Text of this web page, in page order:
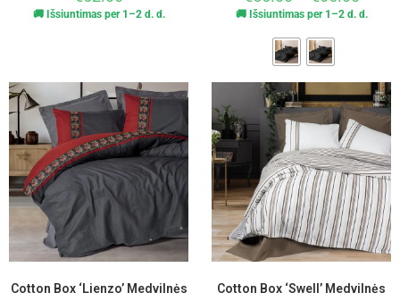
🚚 Išsiuntimas per 1–2 d. d. 🚚 Išsiuntimas per 1–2 d. d.
Cotton Box ‘Lienzo’ Medvilnės
Cotton Box ‘Swell’ Medvilnės